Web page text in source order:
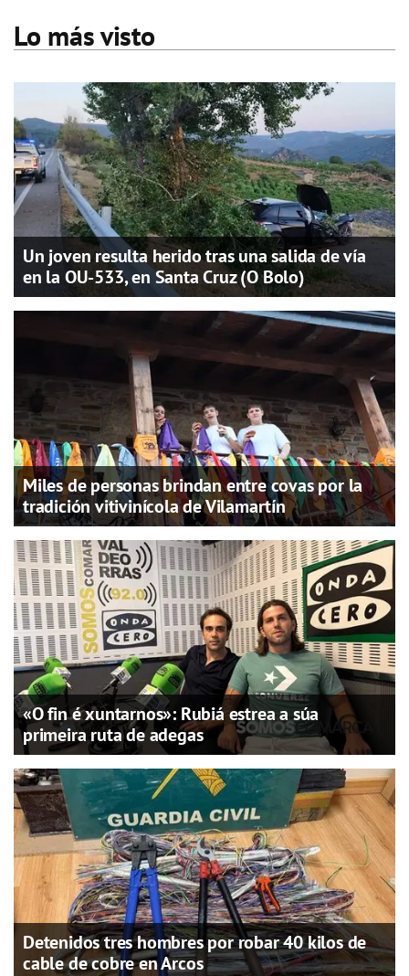
Lo más visto
Un joven resulta herido tras una salida de vía
en la OU-533, en Santa Cruz (O Bolo)
Miles de personas brindan entre covas por la
tradición vitivinícola de Vilamartín
«O fin é xuntarnos»: Rubiá estrea a súa
primeira ruta de adegas
Detenidos tres hombres por robar 40 kilos de
cable de cobre en Arcos